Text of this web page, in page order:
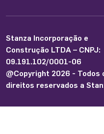
Stanza Incorporação e
Construção LTDA – CNPJ:
09.191.102/0001-06
@Copyright 2026 - Todos
direitos reservados a